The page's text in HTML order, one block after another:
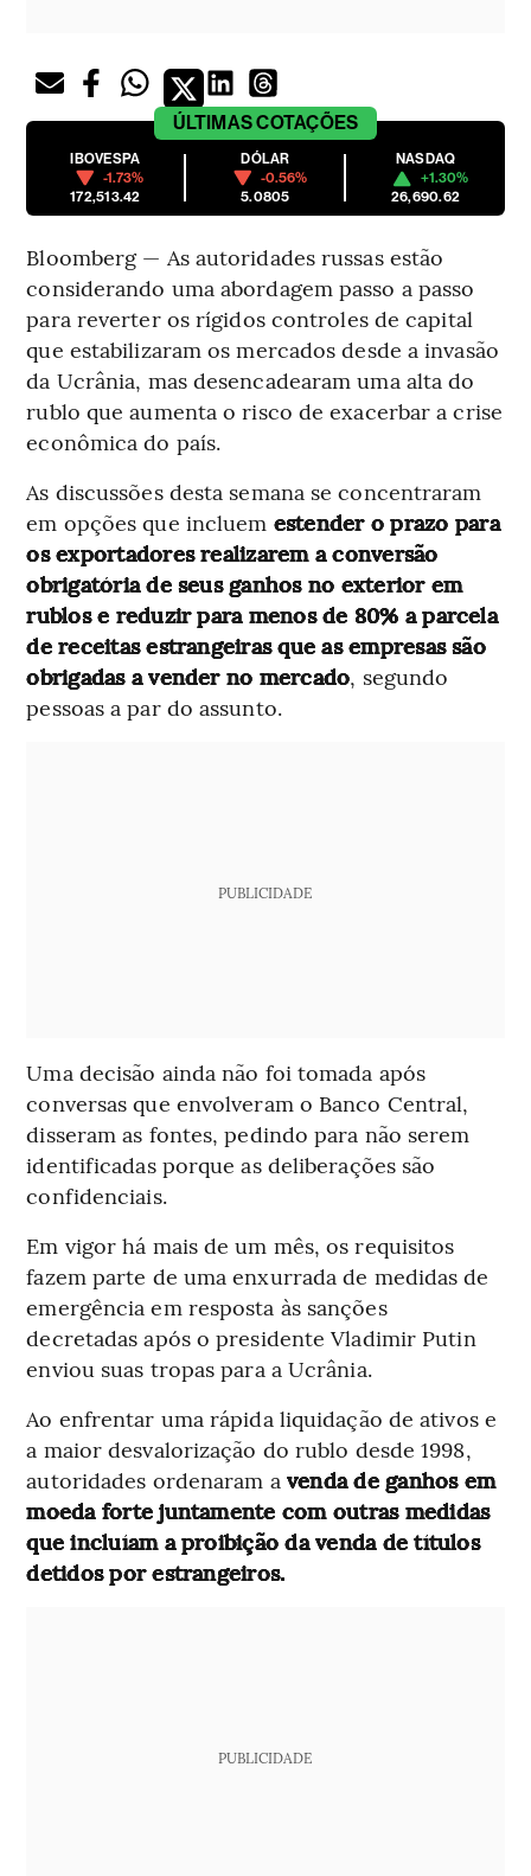
ÚLTIMASCOTAÇÕES
IBOVESPA
-1.73%
172,513.42
DÓLAR
-0.56%
5.0805
NASDAQ
+1.30%
26,690.62
Bloomberg — As autoridades russas estão
considerando uma abordagem passo a passo
para reverter os rígidos controles de capital
que estabilizaram os mercados desde a invasão
da Ucrânia, mas desencadearam uma alta do
rublo que aumenta o risco de exacerbar a crise
econômica do país.
As discussões desta semana se concentraram
em opções que incluem estender o prazo para
os exportadores realizarem a conversão
obrigatória de seus ganhos no exterior em
rublos e reduzir para menos de 80% a parcela
de receitas estrangeiras que as empresas são
obrigadas a vender no mercado, segundo
pessoas a par do assunto.
PUBLICIDADE
Uma decisão ainda não foi tomada após
conversas que envolveram o Banco Central,
disseram as fontes, pedindo para não serem
identificadas porque as deliberações são
confidenciais.
Em vigor há mais de um mês, os requisitos
fazem parte de uma enxurrada de medidas de
emergência em resposta às sanções
decretadas após o presidente Vladimir Putin
enviou suas tropas para a Ucrânia.
Ao enfrentar uma rápida liquidação de ativos e
a maior desvalorização do rublo desde 1998,
autoridades ordenaram avenda de ganhos em
moeda forte juntamente com outras medidas
que incluíam a proibição da venda de títulos
detidos por estrangeiros.
PUBLICIDADE